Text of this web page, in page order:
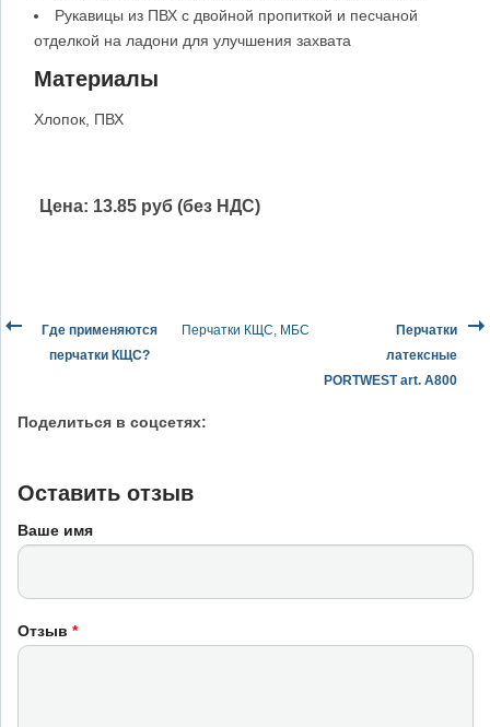
Рукавицы из ПВХ с двойной пропиткой и песчаной
отделкой на ладони для улучшения захвата
Материалы
Хлопок, ПВХ
Цена: 13.85 руб (без НДС)
Где применяются
перчатки КЩС?
Перчатки КЩС, МБС
Перчатки
латексные
PORTWEST art. A800
Поделиться в соцсетях:
Оставить отзыв
Ваше имя
Отзыв *